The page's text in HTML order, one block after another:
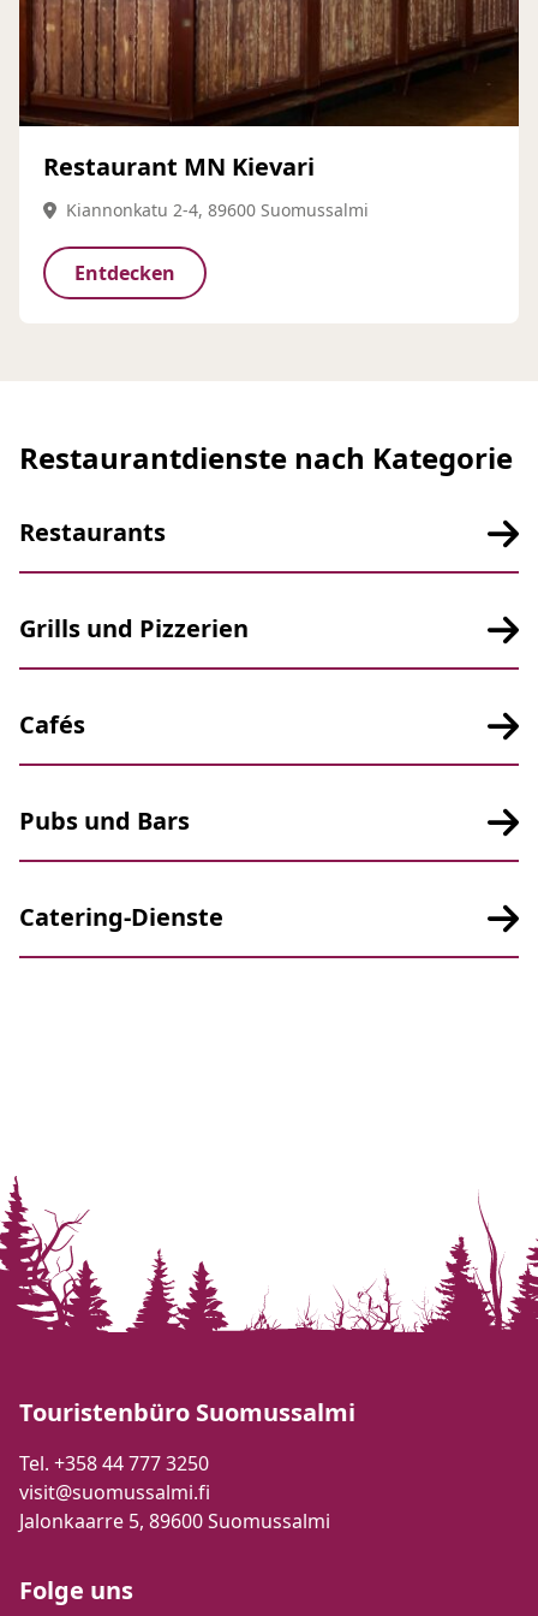
Restaurant MN Kievari
Kiannonkatu 2-4, 89600 Suomussalmi
Entdecken
Restaurantdienste nach Kategorie
Restaurants
Grills und Pizzerien
Cafés
Pubs und Bars
Catering-Dienste
Touristenbüro Suomussalmi
Tel. +358 44 777 3250
visit@suomussalmi.fi
Jalonkaarre 5, 89600 Suomussalmi
Folge uns